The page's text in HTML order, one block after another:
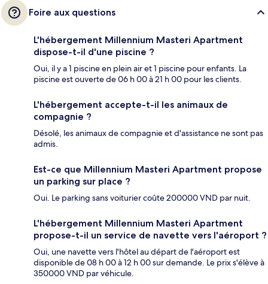
Foire aux questions
L'hébergement Millennium Masteri Apartment
dispose-t-il d'une piscine ?
Oui, il y a 1 piscine en plein air et 1 piscine pour enfants. La
piscine est ouverte de 06 h 00 à 21 h 00 pour les clients.
L'hébergement accepte-t-il les animaux de
compagnie ?
Désolé, les animaux de compagnie et d'assistance ne sont pas
admis.
Est-ce que Millennium Masteri Apartment propose
un parking sur place ?
Oui. Le parking sans voiturier coûte 200000 VND par nuit.
L'hébergement Millennium Masteri Apartment
propose-t-il un service de navette vers l'aéroport ?
Oui, une navette vers l'hôtel au départ de l'aéroport est
disponible de 08 h 00 à 12 h 00 sur demande. Le prix s'élève à
350000 VND par véhicule.